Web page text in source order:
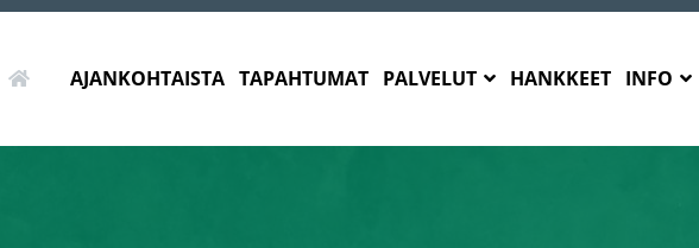
AJANKOHTAISTA TAPAHTUMAT PALVELUT HANKKEET INFO